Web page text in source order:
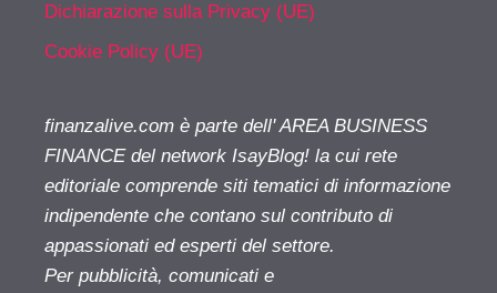
Dichiarazione sulla Privacy (UE)
Cookie Policy (UE)
finanzalive.com è parte dell' AREA BUSINESS
FINANCE del network IsayBlog! la cui rete
editoriale comprende siti tematici di informazione
indipendente che contano sul contributo di
appassionati ed esperti del settore.
Per pubblicità, comunicati e